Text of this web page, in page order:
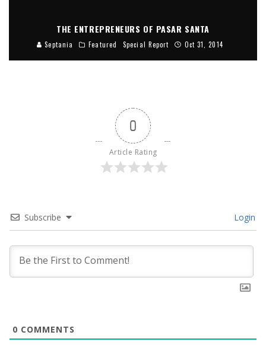
THE ENTREPRENEURS OF PASAR SANTA
Septania Featured Special Report Oct 31, 2014
0
Article Rating
Subscribe Login
0 COMMENTS